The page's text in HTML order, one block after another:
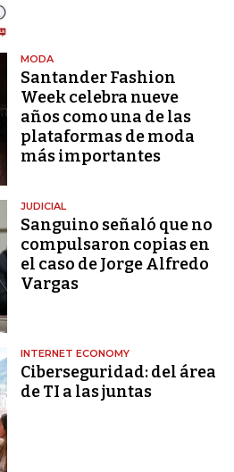
MODA
Santander Fashion
Week celebra nueve
años como una de las
plataformas de moda
más importantes
JUDICIAL
Sanguino señaló que no
compulsaron copias en
el caso de Jorge Alfredo
Vargas
INTERNET ECONOMY
Ciberseguridad: del área
de TI a las juntas